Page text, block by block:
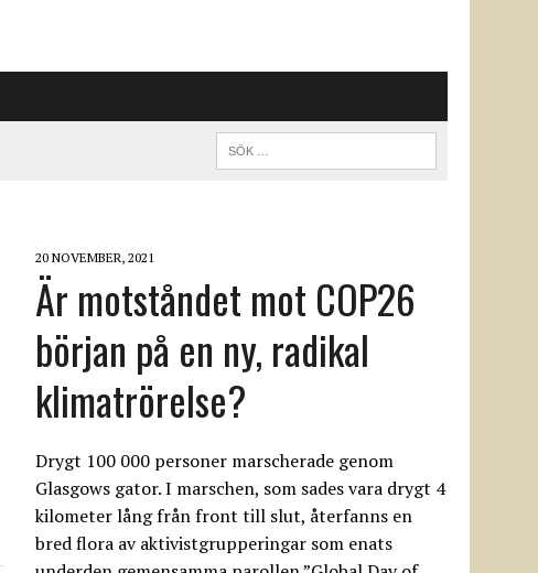
20 NOVEMBER, 2021
Är motståndet mot COP26
början på en ny, radikal
klimatrörelse?
Drygt 100 000 personer marscherade genom
Glasgows gator. I marschen, som sades vara drygt 4
kilometer lång från front till slut, återfanns en
bred flora av aktivistgrupperingar som enats